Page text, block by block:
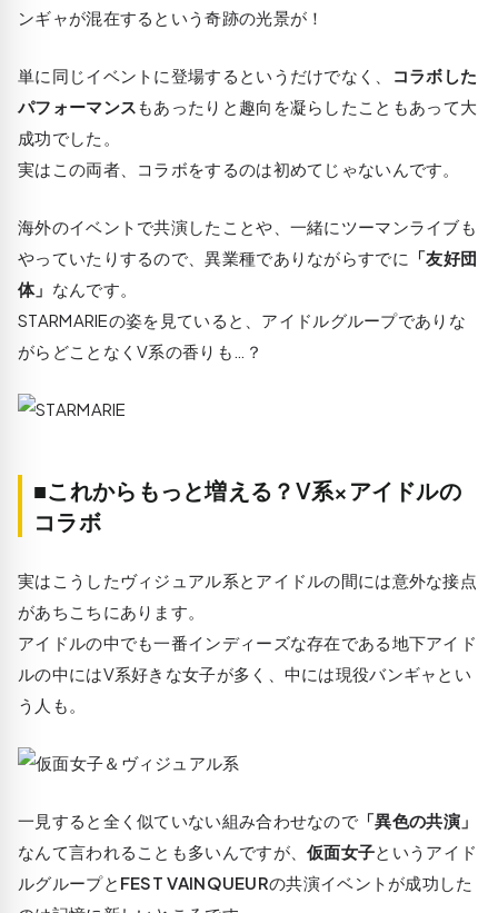
ンギャが混在するという奇跡の光景が！
単に同じイベントに登場するというだけでなく、
コラボした
パフォーマンス もあったりと趣向を凝らしたこともあって大
成功でした。
実はこの両者、コラボをするのは初めてじゃないんです。
海外のイベントで共演したことや、一緒にツーマンライブも
やっていたりするので、異業種でありながらすでに 「友好団
体」 なんです。
STARMARIEの姿を見ていると、アイドルグループでありな
がらどことなくV系の香りも…？
■これからもっと増える？V系×アイドルの
コラボ
実はこうしたヴィジュアル系とアイドルの間には意外な接点
があちこちにあります。
アイドルの中でも一番インディーズな存在である地下アイド
ルの中にはV系好きな女子が多く、中には現役バンギャとい
う人も。
一見すると全く似ていない組み合わせなので 「異色の共演」
なんて言われることも多いんですが、仮面女子というアイド
ルグループと FEST VAINQUEURの共演イベントが成功した